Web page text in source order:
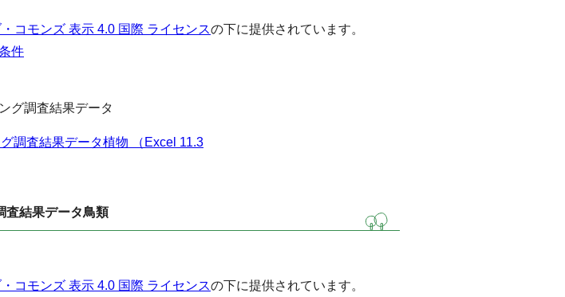
コモンズ 表示 4.0 国際 ライセンスの下に提供されています。
件
グ調査結果データ
調査結果データ植物 （Excel 11.3
査結果データ鳥類
コモンズ 表示 4.0 国際 ライセンスの下に提供されています。